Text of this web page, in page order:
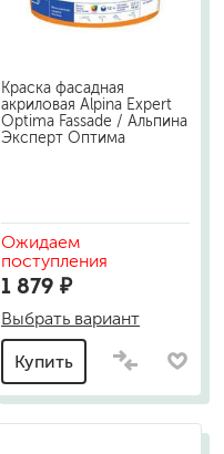
Краска фасадная
акриловая Alpina Expert
Optima Fassade / Альпина
Эксперт Оптима
Ожидаем
поступления
1 879 ₽
Выбрать вариант
Купить